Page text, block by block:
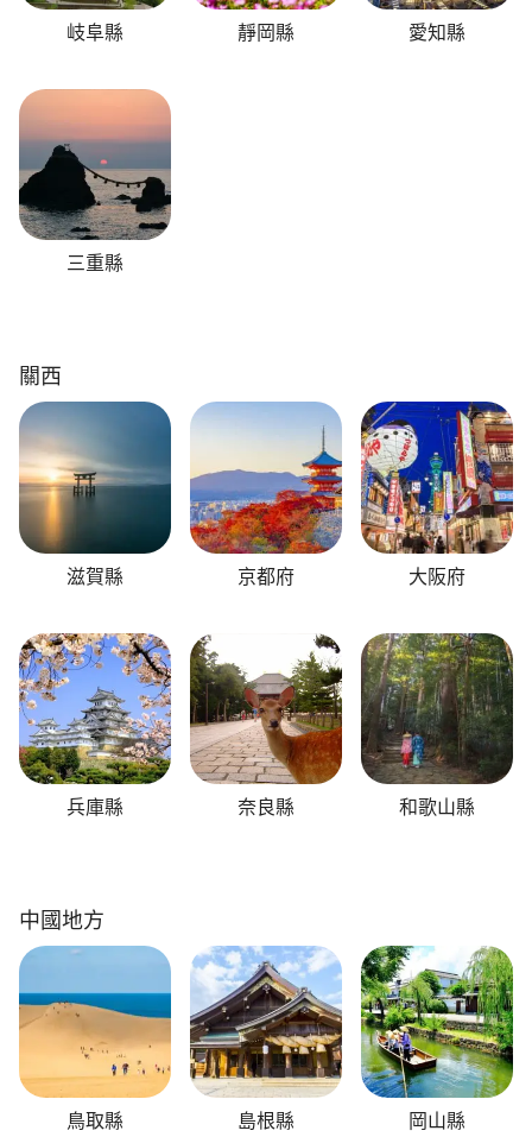
岐阜縣 靜岡縣 愛知縣
三重縣
關西
滋賀縣 京都府 大阪府
兵庫縣 奈良縣 和歌山縣
中國地方
鳥取縣 島根縣 岡山縣